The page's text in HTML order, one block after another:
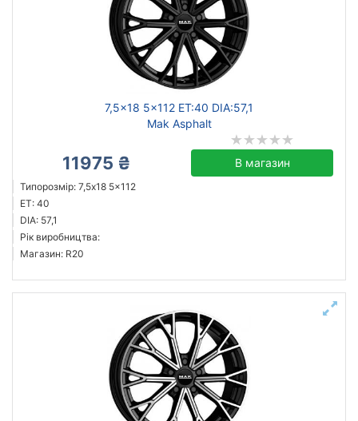
7,5x18 5x112 ET:40 DIA:57,1
Mak Asphalt
11975 ₴ В магазин
Типорозмір: 7,5x18 5x112
ET: 40
DIA: 57,1
Рік виробництва:
Магазин: R20